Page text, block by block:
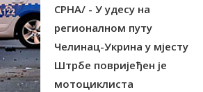
СРНА/ - У удесу на
регионалном путу
Челинац-Укрина у мјесту
Штрбе повријеђен је
мотоциклиста